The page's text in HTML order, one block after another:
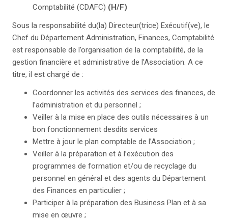
Comptabilité (CDAFC) (H/F)
Sous la responsabilité du(la) Directeur(trice) Exécutif(ve), le
Chef du Département Administration, Finances, Comptabilité
est responsable de l’organisation de la comptabilité, de la
gestion financière et administrative de l’Association. A ce
titre, il est chargé de :
Coordonner les activités des services des finances, de
l’administration et du personnel ;
Veiller à la mise en place des outils nécessaires à un
bon fonctionnement desdits services
Mettre à jour le plan comptable de l’Association ;
Veiller à la préparation et à l’exécution des
programmes de formation et/ou de recyclage du
personnel en général et des agents du Département
des Finances en particulier ;
Participer à la préparation des Business Plan et à sa
mise en œuvre ;